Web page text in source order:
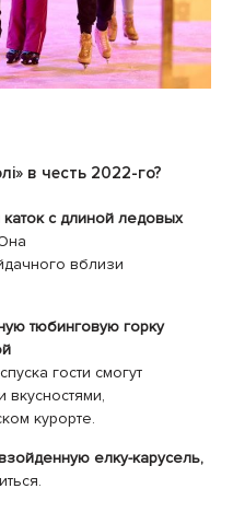
в честь 2022-го?
с длиной ледовых
вблизи
тюбинговую горку
гости смогут
вкусностями,
курорте.
елку-карусель,